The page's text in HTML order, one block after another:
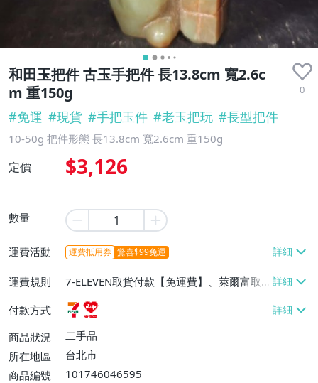
和田玉把件 古玉手把件 長13.8cm 寬2.6c
m 重150g
0
#免運 #現貨 #手把玉件 #老玉把玩 #長型把件
10-50g 把件形態 長13.8cm 寬2.6cm 重150g
定價 $3,126
數量
運費活動 運費抵用券 驚喜$99免運
運費規則
7-ELEVEN取貨付款【免運費】、萊爾富取
貨付款【免運費】
付款方式
商品狀況
二手品
所在地區
台北市
商品編號
101746046595